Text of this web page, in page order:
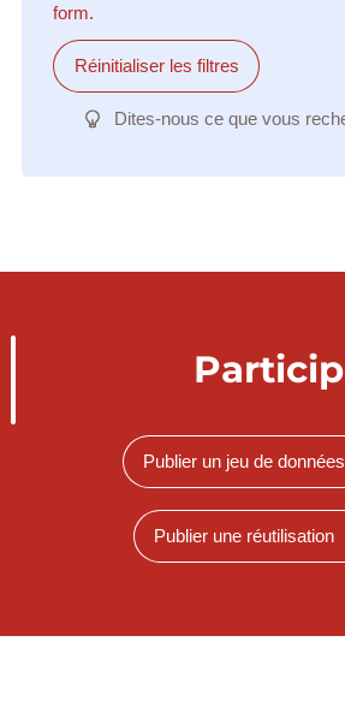
form.
Réinitialiser les filtres
Dites-nous ce que vous
Publier un jeu de données
Publier une réutilisation